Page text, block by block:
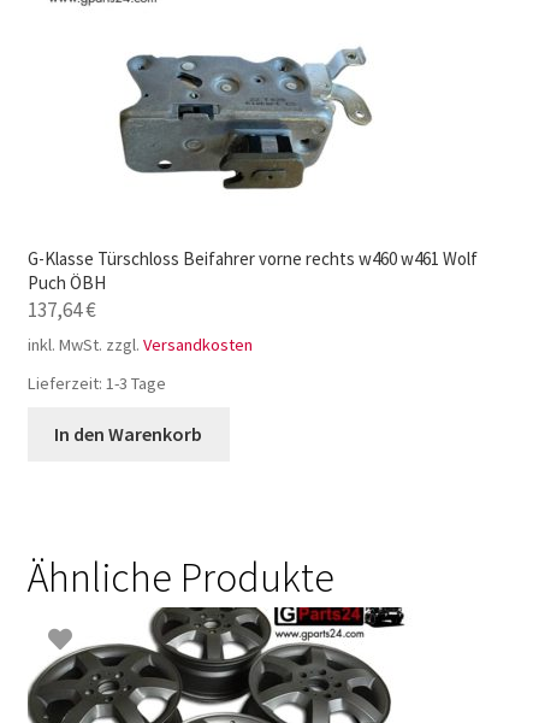
G-Klasse Türschloss Beifahrer vorne rechts w460 w461 Wolf
Puch ÖBH
137,64€
inkl. MwSt. zzgl. Versandkosten
Lieferzeit: 1-3 Tage
In den Warenkorb
Ähnliche Produkte